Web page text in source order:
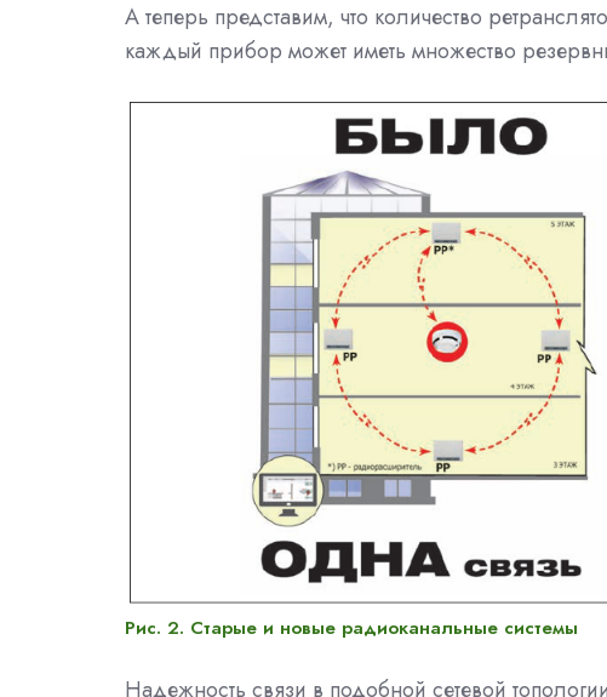
А теперь представим, что количество
каждый прибор может иметь множество
Рис. 2. Старые и новые радиоканальные системы
Надежность связи в подобной сетевой